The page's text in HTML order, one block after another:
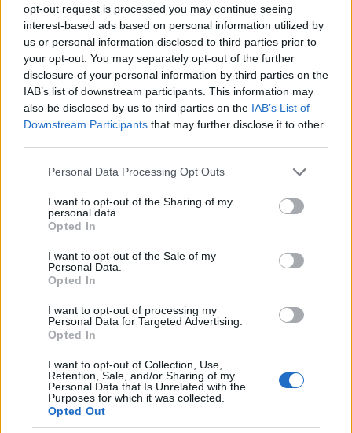
opt-out request is processed you may continue seeing
interest-based ads based on personal information utilized by
us or personal information disclosed to third parties prior to
your opt-out. You may separately opt-out of the further
disclosure of your personal information by third parties on the
IAB’s list of downstream participants. This information may
also be disclosed by us to third parties on the IAB’s List of
Downstream Participants that may further disclose it to other
Please note that this website/app uses one or more Google
not limited to your visit or usage behaviour. You may click to
grant or deny consent to Google and its third-party tags to
use your data for below specified purposes in below Google
consent section.
Personal Data Processing Opt Outs
I want to opt-out of the Sharing of my
personal data.
Opted In
I want to opt-out of the Sale of my
Personal Data.
Opted In
I want to opt-out of processing my
Personal Data for Targeted Advertising.
Opted In
I want to opt-out of Collection, Use,
Retention, Sale, and/or Sharing of my
Personal Data that Is Unrelated with the
Purposes for which it was collected.
Opted Out
Continua a leggere